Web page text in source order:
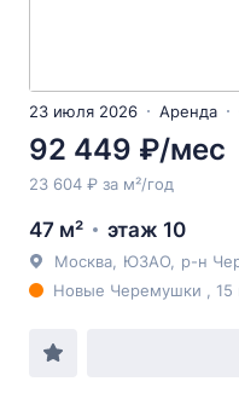
23 июля 2026 Аренда
92 449 ₽/мес
23 604 ₽ за м²/год
47 м² этаж 10
Москва ЮЗАО р-н
Новые Черемушки ,